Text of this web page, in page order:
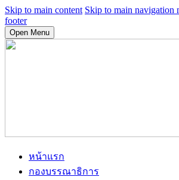
Skip to main content Skip to main navigation
footer
Open Menu
หน้าแรก
กองบรรณาธิการ